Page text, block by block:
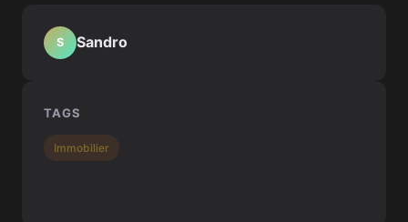
S Sandro
TAGS
Immobilier